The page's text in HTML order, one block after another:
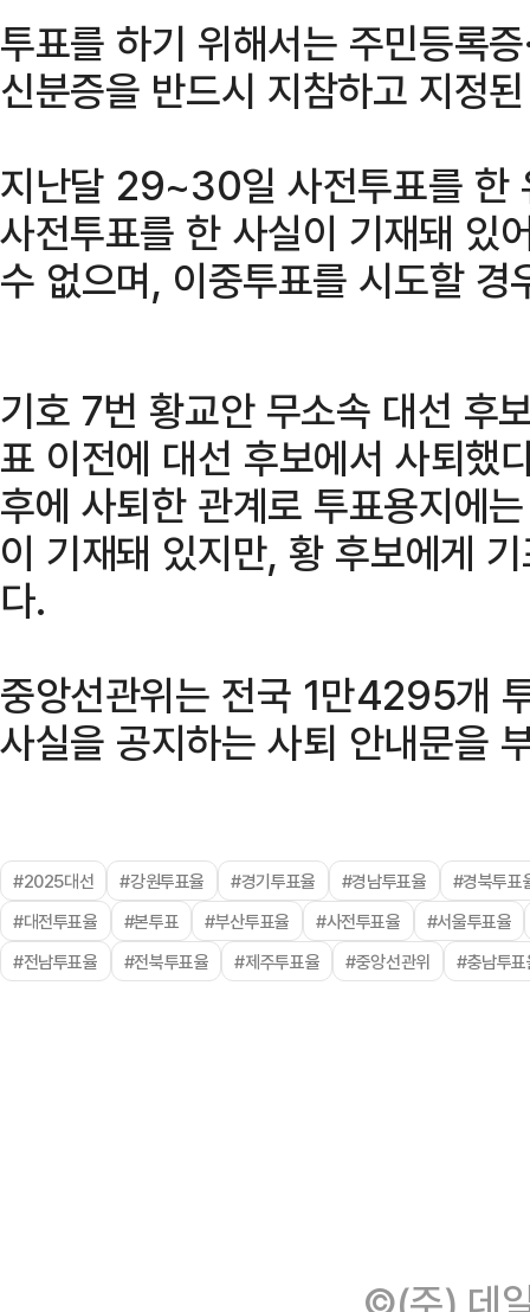
투표를 하기 위해서는 주민등록
신분증을 반드시 지참하고 지정
지난달 29~30일 사전투표를 한
사전투표를 한 사실이 기재돼 있
수 없으며, 이중투표를 시도할 경
기호 7번 황교안 무소속 대선 후
표 이전에 대선 후보에서 사퇴했
후에 사퇴한 관계로 투표용지에
이 기재돼 있지만, 황 후보에게
다.
중앙선관위는 전국 1만4295개
사실을 공지하는 사퇴 안내문을
#2025대선 #강원투표율 #경기투표율 #경남투표율
#경북투표
#대전투표율
#본투표 #부산투표율 #사전투표율
#서울투표율
#전남투표율
#전북투표율 #제주투표율 #중앙선관위 #충남투